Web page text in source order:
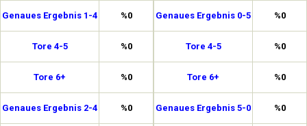
Genaues Ergebnis 1-4 %0
Tore 4-5 %0
Tore 6+ %0
Genaues Ergebnis 2-4 %0
Genaues Ergebnis 0-5 %0
Tore 4-5 %0
Tore 6+ %0
Genaues Ergebnis 5-0 %0